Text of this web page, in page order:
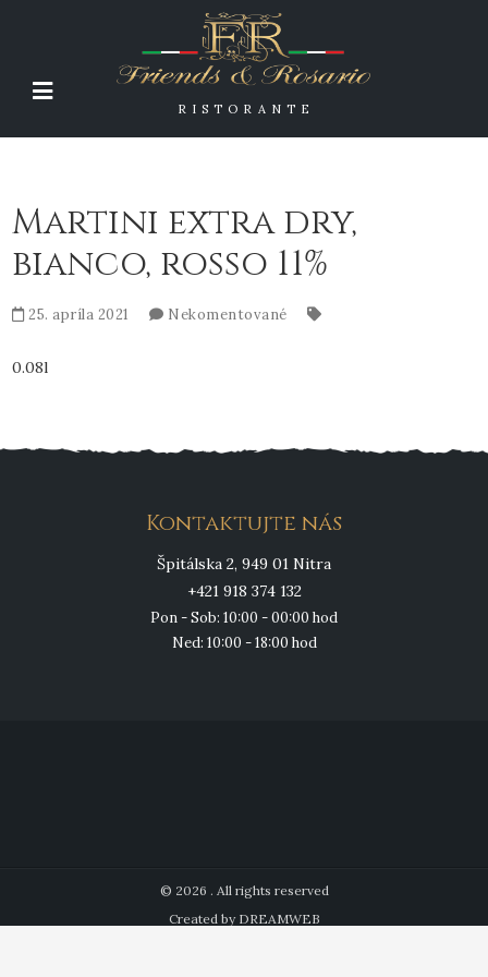
RISTORANTE
Martini extra dry,
bianco, rosso 11%
25. apríla 2021 Nekomentované
0.08l
Kontaktujte nás
Špitálska 2, 949 01 Nitra
+421 918 374 132
Pon - Sob: 10:00 - 00:00 hod
Ned: 10:00 - 18:00 hod
© 2026 . All rights reserved
Created by DREAMWEB